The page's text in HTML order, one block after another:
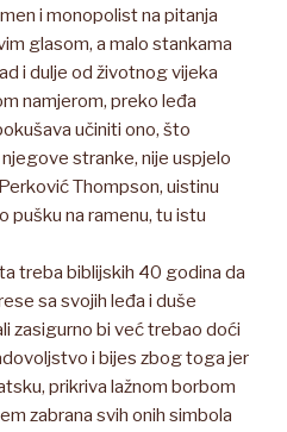
i monopolist na pitanja
glasom, a malo stankama
i dulje od životnog vijeka
namjerom, preko leđa
učiniti ono, što
stranke, nije uspjelo
Thompson, uistinu
pušku na ramenu, tu istu
treba biblijskih 40 godina da
sa svojih leđa i duše
zasigurno bi već trebao doći
i bijes zbog toga jer
prikriva lažnom borbom
zabrana svih onih simbola